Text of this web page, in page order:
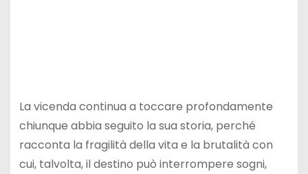
La vicenda continua a toccare profondamente
chiunque abbia seguito la sua storia, perché
racconta la fragilità della vita e la brutalità con
cui, talvolta, il destino può interrompere sogni,